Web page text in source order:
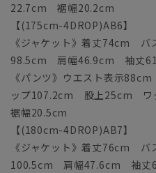
22.7cm 裾幅20.2cm
【(175cm-4DROP)AB6】
《ジャケット》着丈74cm
98.5cm 肩幅46.9cm 袖丈
《パンツ》ウエスト表示
ップ107.2cm 股上25cm
裾幅20.5cm
【(180cm-4DROP)AB7】
《ジャケット》着丈76cm
100.5cm 肩幅47.6cm 袖丈